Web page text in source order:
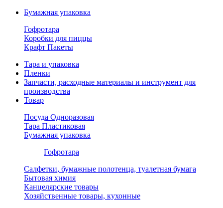
Бумажная упаковка
Гофротара
Коробки для пиццы
Крафт Пакеты
Тара и упаковка
Пленки
Запчасти, расходные материалы и инструмент для
производства
Товар
Посуда Одноразовая
Тара Пластиковая
Бумажная упаковка
Гофротара
Салфетки, бумажные полотенца, туалетная бумага
Бытовая химия
Канцелярские товары
Хозяйственные товары, кухонные